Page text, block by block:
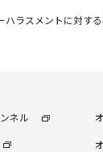
ハラスメントに対す
ネル